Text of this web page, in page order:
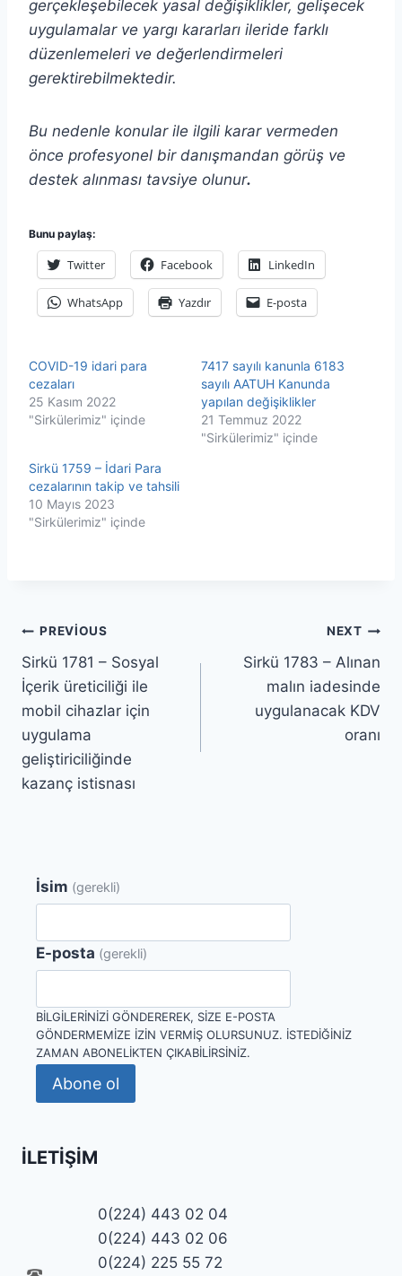
gerçekleşebilecek yasal değişiklikler, gelişecek
uygulamalar ve yargı kararları ileride farklı
düzenlemeleri ve değerlendirmeleri
gerektirebilmektedir.
Bu nedenle konular ile ilgili karar vermeden
önce profesyonel bir danışmandan görüş ve
destek alınması tavsiye olunur.
Bunu paylaş:
Twitter Facebook LinkedIn
WhatsApp Yazdır E-posta
COVID-19 idari para
cezaları
25 Kasım 2022
"Sirkülerimiz" içinde
7417 sayılı kanunla 6183
sayılı AATUH Kanunda
yapılan değişiklikler
21 Temmuz 2022
"Sirkülerimiz" içinde
Sirkü 1759 – İdari Para
cezalarının takip ve tahsili
10 Mayıs 2023
"Sirkülerimiz" içinde
Yazı
gezinmesi
PREVIOUS
Sirkü 1781 – Sosyal
İçerik üreticiliği ile
mobil cihazlar için
uygulama
geliştiriciliğinde
kazanç istisnası
NEXT
Sirkü 1783 – Alınan
malın iadesinde
uygulanacak KDV
oranı
İsim (gerekli)
E-posta (gerekli)
BILGILERINIZI GÖNDEREREK, SIZE E-POSTA
GÖNDERMEMIZE IZIN VERMIŞ OLURSUNUZ. İSTEDIĞINIZ
ZAMAN ABONELIKTEN ÇIKABILIRSINIZ.
Abone ol
İLETIŞIM
0(224) 443 02 04
0(224) 443 02 06
0(224) 225 55 72